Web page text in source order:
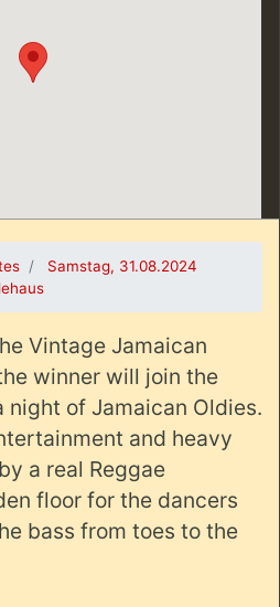
Samstag, 31.08.2024
Vintage Jamaican
winner will join the
night of Jamaican Oldies.
and heavy
a real Reggae
floor for the dancers
bass from toes to the